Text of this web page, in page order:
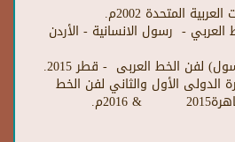
المتحدة 2002م.
- رسول الانسانية - الأردن
لفن الخط العربى - قطر 2015.
الأول والثاني لفن الخط